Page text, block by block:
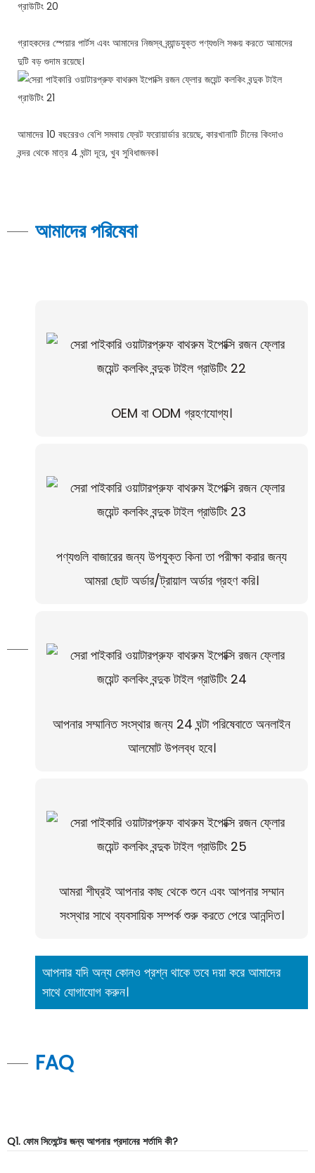
গ্রাহকদের স্পেয়ার পার্টস এবং আমাদের নিজস্ব ব্র্যান্ডযুক্ত পণ্যগুলি সঞ্চয় করতে আমাদের
দুটি বড় গুদাম রয়েছে।
আমাদের 10 বছরেরও বেশি সমবায় ফ্রেট ফরোয়ার্ডার রয়েছে, কারখানাটি চীনের কিংদাও
বন্দর থেকে মাত্র 4 ঘন্টা দূরে, খুব সুবিধাজনক।
আমাদের পরিষেবা
OEM বা ODM গ্রহণযোগ্য।
পণ্যগুলি বাজারের জন্য উপযুক্ত কিনা তা পরীক্ষা করার জন্য
আমরা ছোট অর্ডার/ট্রায়াল অর্ডার গ্রহণ করি।
আপনার সম্মানিত সংস্থার জন্য 24 ঘন্টা পরিষেবাতে অনলাইন
আলমোট উপলব্ধ হবে।
আমরা শীঘ্রই আপনার কাছ থেকে শুনে এবং আপনার সম্মান
সংস্থার সাথে ব্যবসায়িক সম্পর্ক শুরু করতে পেরে আনন্দিত।
আপনার যদি অন্য কোনও প্রশ্ন থাকে তবে দয়া করে আমাদের
সাথে যোগাযোগ করুন।
FAQ
Q1. ফোম সিলেন্টের জন্য আপনার প্রদানের শর্তাদি কী?